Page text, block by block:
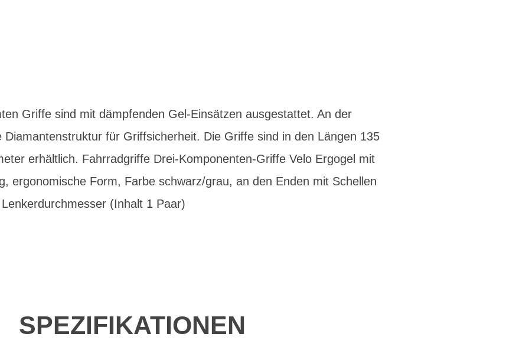
Griffe sind mit dämpfenden Gel-Einsätzen ausgestattet. An der
für Griffsicherheit. Die Griffe sind in den Längen 135
erhältlich. Fahrradgriffe Drei-Komponenten-Griffe Velo Ergogel mit
ergonomische Form, Farbe schwarz/grau, an den Enden mit Schellen
(Inhalt 1 Paar)
SPEZIFIKATIONEN